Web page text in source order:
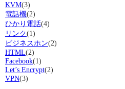
KVM(3)
電話機(2)
ひかり電話(4)
リンク(1)
ビジネスホン(2)
HTML(2)
Facebook(1)
Let’s Encrypt(2)
VPN(3)